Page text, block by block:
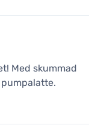
Med skummad
pumpalatte.